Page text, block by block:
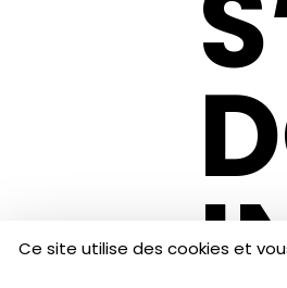
Ce site utilise des cookies et